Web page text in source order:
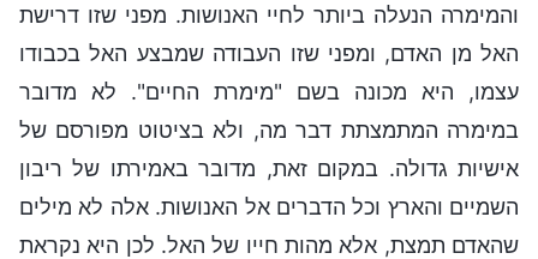
והמימרה הנעלה ביותר לחיי האנושות. מפני שזו דרישת
האל מן האדם, ומפני שזו העבודה שמבצע האל בכבודו
עצמו, היא מכונה בשם "מימרת החיים". לא מדובר
במימרה המתמצתת דבר מה, ולא בציטוט מפורסם של
אישיות גדולה. במקום זאת, מדובר באמירתו של ריבון
השמיים והארץ וכל הדברים אל האנושות. אלה לא מילים
שהאדם תמצת, אלא מהות חייו של האל. לכן היא נקראת